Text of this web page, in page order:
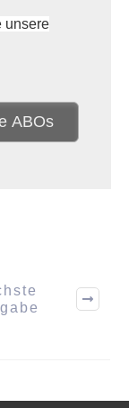
unsere
ABOs